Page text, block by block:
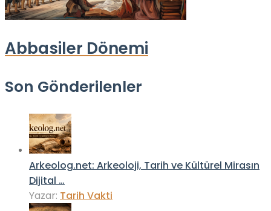
Abbasiler Dönemi
Son Gönderilenler
Arkeolog.net: Arkeoloji, Tarih ve Kültürel Mirasın
Dijital …
Yazar: Tarih Vakti